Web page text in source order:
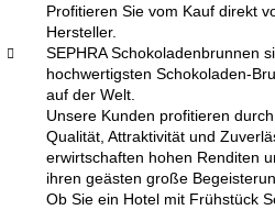
Profitieren Sie vom Kauf direkt
Hersteller.
SEPHRA Schokoladenbrunnen
hochwertigsten Schokoladen-
auf der Welt.
Unsere Kunden profitieren
Qualität, Attraktivität und
erwirtschaften hohen Renditen
ihren geästen große
Ob Sie ein Hotel mit Frühstück